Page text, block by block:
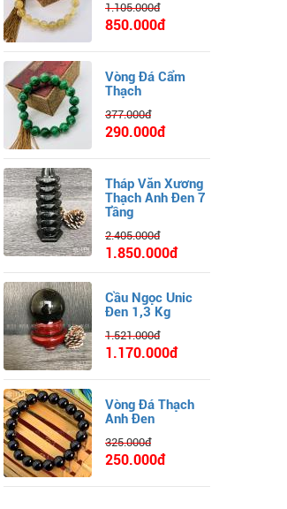
1.105.000đ
850.000đ
Vòng Đá Cẩm
Thạch
377.000đ
290.000đ
Tháp Văn Xương
Thạch Anh Đen 7
Tầng
2.405.000đ
1.850.000đ
Cầu Ngọc Unic
Đen 1,3 Kg
1.521.000đ
1.170.000đ
Vòng Đá Thạch
Anh Đen
325.000đ
250.000đ